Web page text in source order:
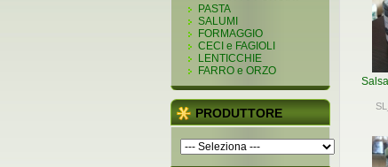
PASTA
SALUMI
FORMAGGIO
CECI e FAGIOLI
LENTICCHIE
FARRO e ORZO
PRODUTTORE